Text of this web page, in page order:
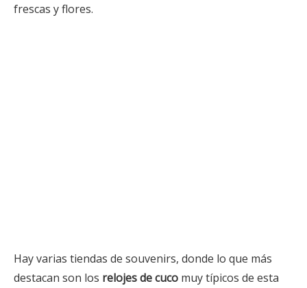
frescas y flores.
Hay varias tiendas de souvenirs, donde lo que más
destacan son los relojes de cuco muy típicos de esta